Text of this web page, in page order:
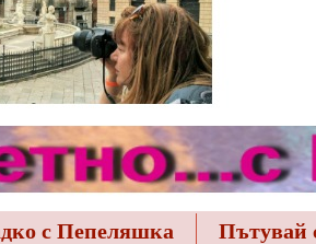
с Пепеляшка Пътувай